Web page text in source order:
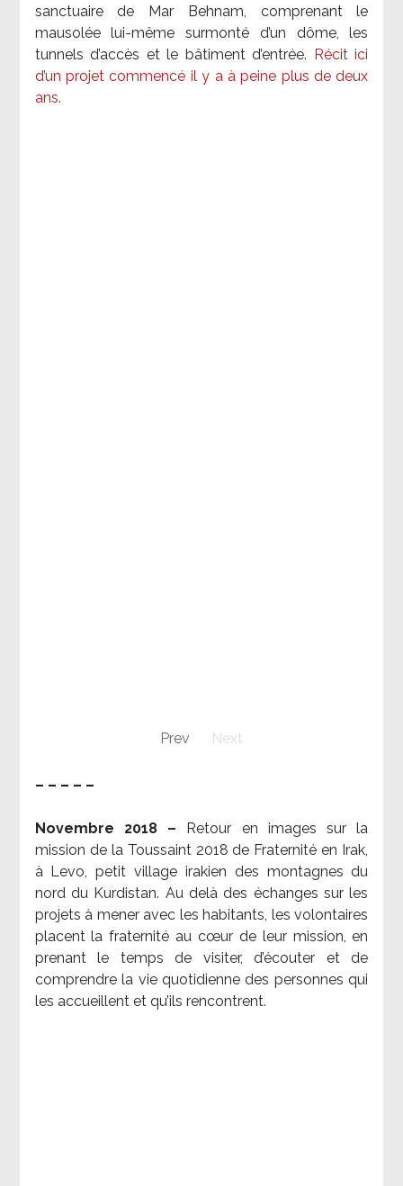
sanctuaire de Mar Behnam, comprenant le
mausolée lui-même surmonté d’un dôme, les
tunnels d’accès et le bâtiment d’entrée.
Récit ici
d’un projet commencé il y a à peine plus de deux
ans.
Prev Next
– – – – –
Novembre 2018 –
Retour en images sur la
mission de la Toussaint 2018 de Fraternité en Irak,
à Levo, petit village irakien des montagnes du
nord du Kurdistan. Au delà des échanges sur les
projets à mener avec les habitants, les volontaires
placent la fraternité au cœur de leur mission, en
prenant le temps de visiter, d’écouter et de
comprendre la vie quotidienne des personnes qui
les accueillent et qu’ils rencontrent.